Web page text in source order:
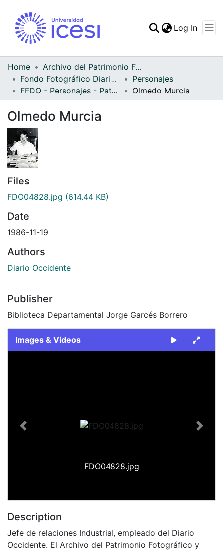
Statistics
Log In
Home
Archivo del Patrimonio Fotográfico y Fílmico del Valle del Cauca
Fondo Fotográfico Diario Occidente
Personajes
FFDO - Personajes - Patrimonial
Olmedo Murcia
Olmedo Murcia
Files
FDO04828.jpg (614.44 KB)
Date
1986-11-19
Authors
Diario Occidente
Publisher
Biblioteca Departamental Jorge Garcés Borrero
Images & Videos
FDO04828.jpg
Previous Next
Description
Jefe de relaciones Industrial, empleado del Diario
Occidente. El Archivo del Patrimonio Fotográfico y